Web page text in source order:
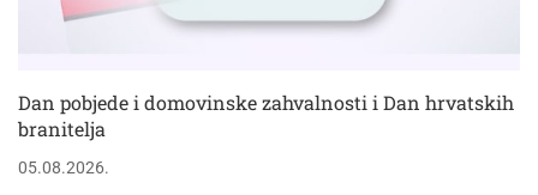
Dan pobjede i domovinske zahvalnosti i Dan hrvatskih
branitelja
05.08.2026.